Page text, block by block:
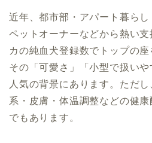
近年、都市部・アパート暮ら
ペットオーナーなどから熱い支
カの純血犬登録数でトップの座
その「可愛さ」「小型で扱い
人気の背景にあります。ただ
系・皮膚・体温調整などの健
でもあります。